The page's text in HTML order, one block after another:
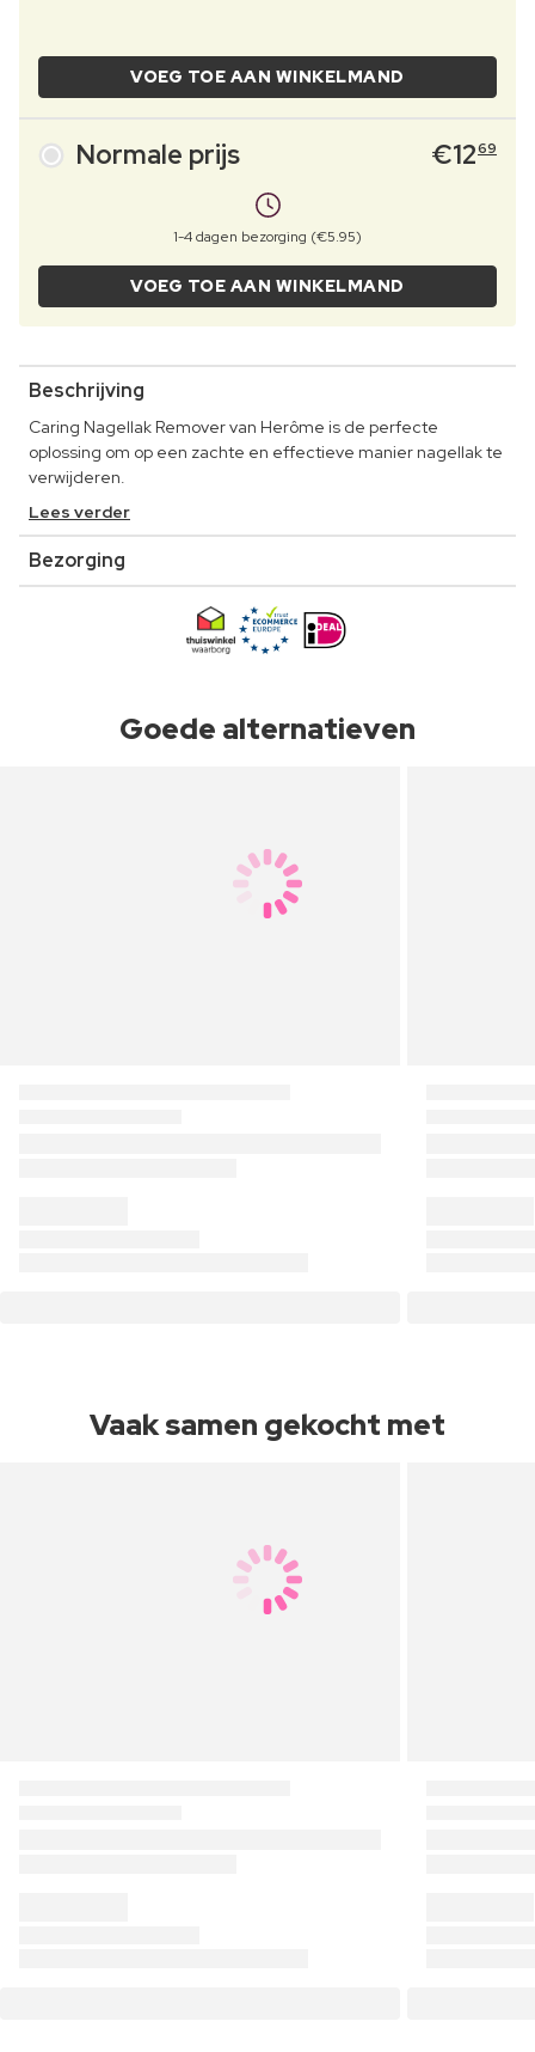
VOEG TOE AAN WINKELMAND
Normale prijs €1269
1-4 dagen bezorging (€5.95)
VOEG TOE AAN WINKELMAND
Beschrijving
Caring Nagellak Remover van Herôme is de perfecte
oplossing om op een zachte en effectieve manier nagellak te
verwijderen.
Lees verder
Bezorging
Goede alternatieven
Vaak samen gekocht met